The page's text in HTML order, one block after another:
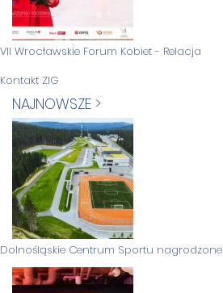
VII Wrocławskie Forum Kobiet - Relacja
Kontakt ZIG
NAJNOWSZE >
Dolnośląskie Centrum Sportu nagrodzone